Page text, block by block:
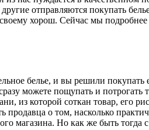
другие отправляются покупать
хорош. Сейчас мы
белье, и вы решили покупать
можете пощупать и потрогать
из которой соткан товар, его
продавца о том, насколько
магазина. Но как же быть тогда